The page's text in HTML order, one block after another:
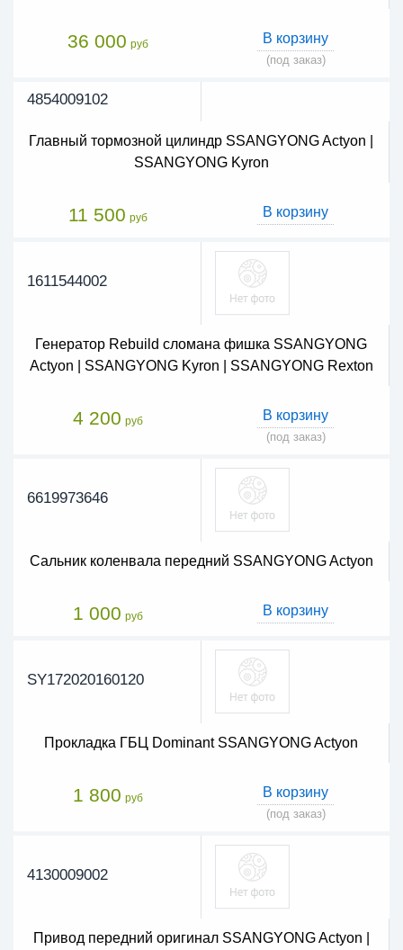
36 000 руб В корзину
(под заказ)
4854009102
Главный тормозной цилиндр SSANGYONG Actyon |
SSANGYONG Kyron
11 500 руб В корзину
1611544002
Генератор Rebuild сломана фишка SSANGYONG
Actyon | SSANGYONG Kyron | SSANGYONG Rexton
4 200 руб В корзину
(под заказ)
6619973646
Сальник коленвала передний SSANGYONG Actyon
1 000 руб В корзину
SY172020160120
Прокладка ГБЦ Dominant SSANGYONG Actyon
1 800 руб В корзину
(под заказ)
4130009002
Привод передний оригинал SSANGYONG Actyon |